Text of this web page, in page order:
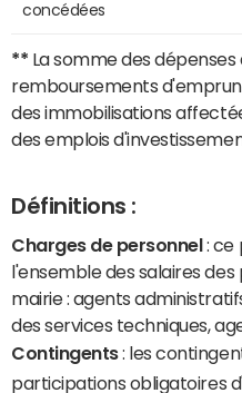
concédées
** La somme des
remboursements
des immobilisations
des emplois
Définitions :
Charges de personnel : ce
l'ensemble des salaires
mairie : agents
des services techniques,
Contingents: les
participations obligatoires